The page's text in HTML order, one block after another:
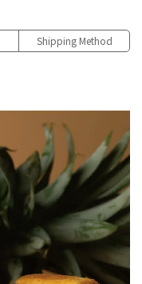
Shipping Method